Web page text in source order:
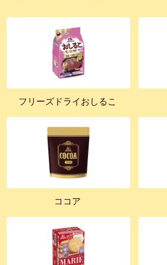
フリーズドライおしるこ
ココア